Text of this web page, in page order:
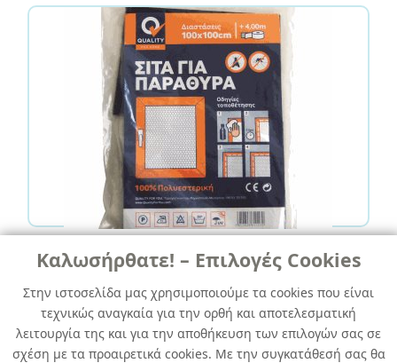
Καλωσήρθατε! – Επιλογές Cookies
Στην ιστοσελίδα μας χρησιμοποιούμε τα cookies που είναι
τεχνικώς αναγκαία για την ορθή και αποτελεσματική
λειτουργία της και για την αποθήκευση των επιλογών σας σε
σχέση με τα προαιρετικά cookies. Με την συγκατάθεσή σας θα
Είσοδος
Ξέχασες το password;
ΣΙΤΕΣ ΠΑΡΑΘΥΡΩΝ
QUALITY ΣΗΤΑ ΜΑΥΡΗ 1,30 Χ 1,50 +
5,60m velcro Polybag